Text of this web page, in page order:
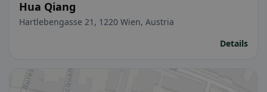
Hua Qiang
Hartlebengasse 21, 1220 Wien, Austria
Details